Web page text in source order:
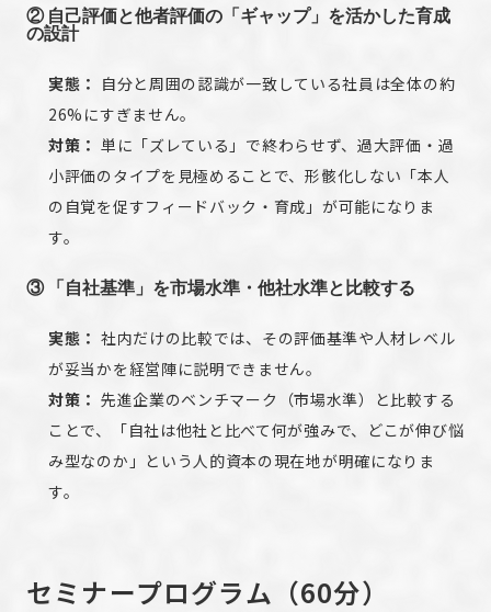
② 自己評価と他者評価の「ギャップ」を活かした育成
の設計
実態： 自分と周囲の認識が一致している社員は全体の約
26%にすぎません。
対策： 単に「ズレている」で終わらせず、過大評価・過
小評価のタイプを見極めることで、形骸化しない「本人
の自覚を促すフィードバック・育成」が可能になりま
す。
③ 「自社基準」を市場水準・他社水準と比較する
実態： 社内だけの比較では、その評価基準や人材レベル
が妥当かを経営陣に説明できません。
対策： 先進企業のベンチマーク（市場水準）と比較する
ことで、「自社は他社と比べて何が強みで、どこが伸び悩
み型なのか」という人的資本の現在地が明確になりま
す。
セミナープログラム（60分）